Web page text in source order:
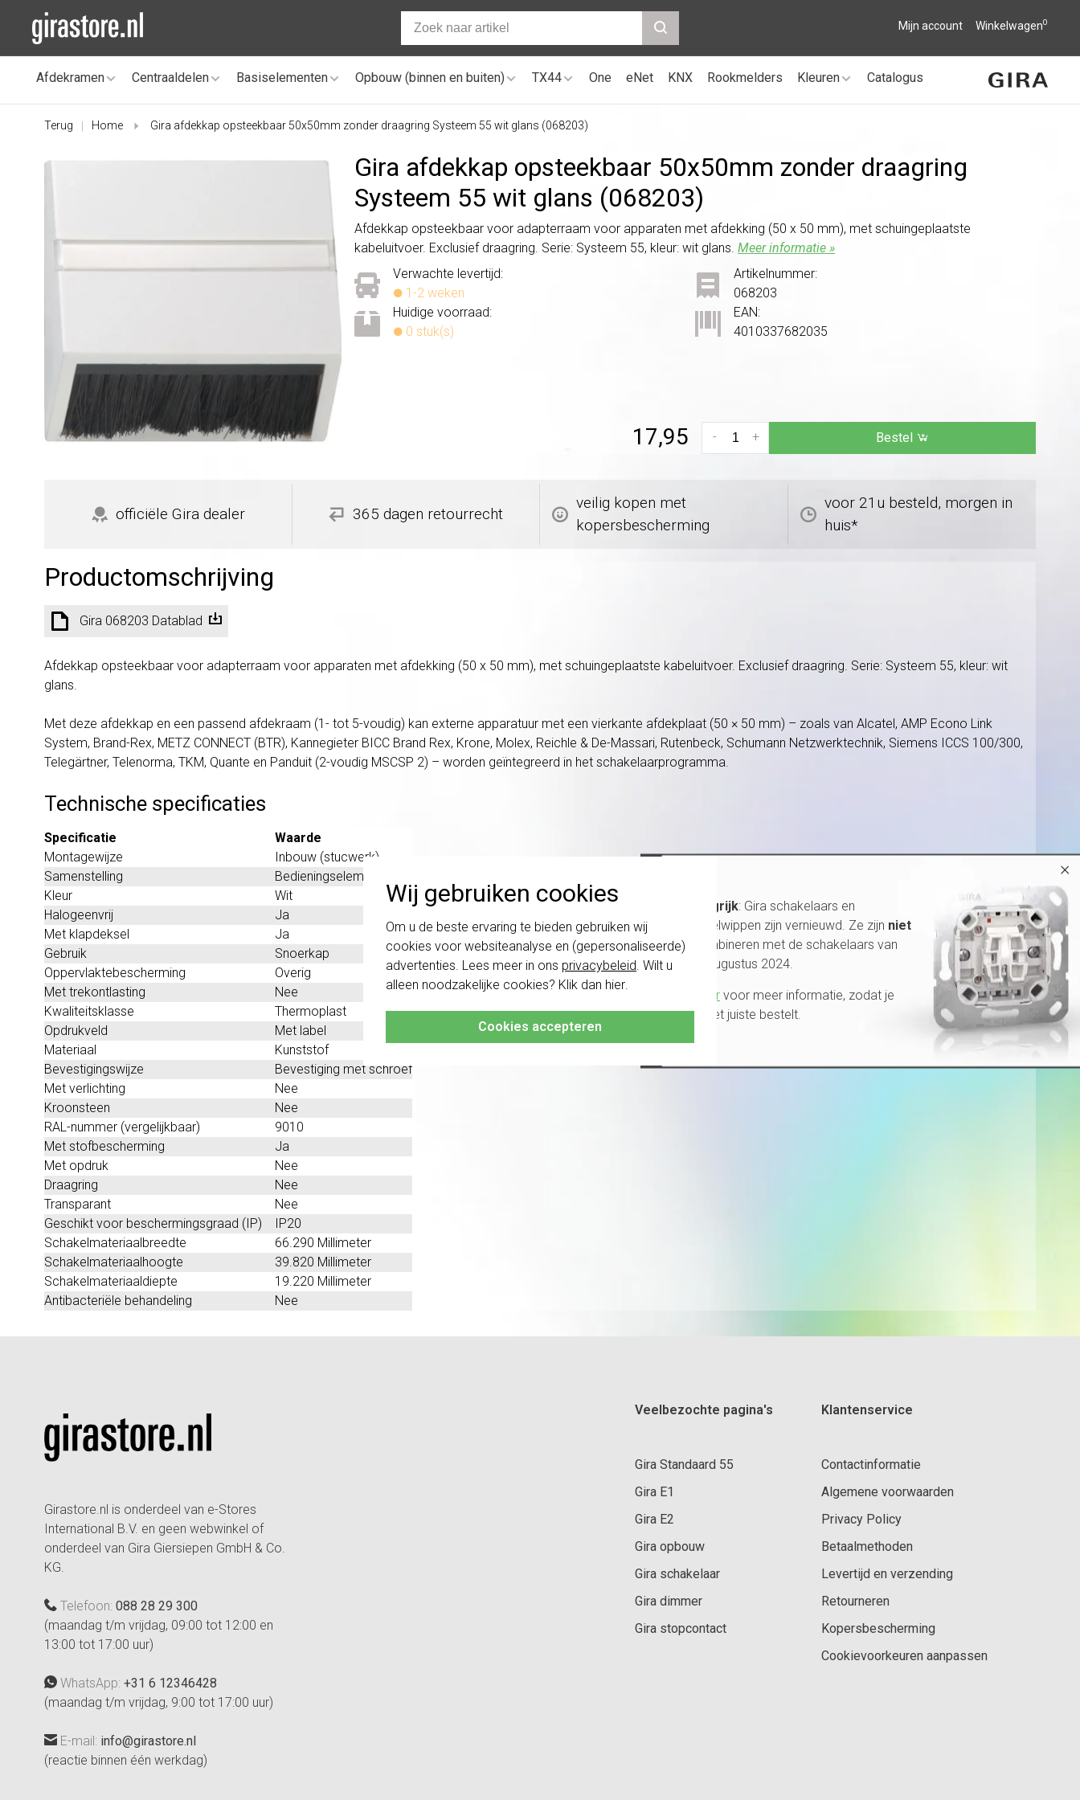
Wij gebruiken cookies
Om u de beste ervaring te bieden gebruiken wij
cookies voor websiteanalyse en (gepersonaliseerde)
advertenties. Lees meer in ons privacybeleid . Wilt u
alleen noodzakelijke cookies? Klik dan hier
Cookies accepteren
Mijn account Winkelwagen0
Afdekramen Centraaldelen Basiselementen Opbouw (binnen en buiten) TX44 One eNet KNX Rookmelders Kleuren Catalogus
Terug Home Gira afdekkap opsteekbaar 50x50mm zonder draagring Systeem 55 wit glans (068203)
Gira afdekkap opsteekbaar 50x50mm zonder draagring
Systeem 55 wit glans (068203)
Afdekkap opsteekbaar voor adapterraam voor apparaten met afdekking (50 x 50 mm), met schuingeplaatste
kabeluitvoer. Exclusief draagring. Serie: Systeem 55, kleur: wit glans.Meer informatie »
Verwachte levertijd:
1-2 weken
Huidige voorraad:
0 stuk(s)
Artikelnummer:
068203
EAN:
4010337682035
17,95 +
- Bestel
officiële Gira dealer 365 dagen retourrecht
veilig kopen met
kopersbescherming
voor 21u besteld, morgen in
huis*
Productomschrijving
Gira 068203 Datablad
Afdekkap opsteekbaar voor adapterraam voor apparaten met afdekking (50 x 50 mm), met schuingeplaatste kabeluitvoer. Exclusief draagring. Serie: Systeem 55, kleur: wit
glans.
Met deze afdekkap en een passend afdekraam (1- tot 5-voudig) kan externe apparatuur met een vierkante afdekplaat (50 × 50 mm) – zoals van Alcatel, AMP Econo Link
System, Brand-Rex, METZ CONNECT (BTR), Kannegieter BICC Brand Rex, Krone, Molex, Reichle & De-Massari, Rutenbeck, Schumann Netzwerktechnik, Siemens ICCS 100/300,
Telegärtner, Telenorma, TKM, Quante en Panduit (2-voudig MSCSP 2) – worden geïntegreerd in het schakelaarprogramma.
Technische specificaties
Specificatie
Waarde
Montagewijze
Inbouw (stucwerk)
Samenstelling
Bedieningselement
Kleur
Wit
Halogeenvrij
Ja
Met klapdeksel
Ja
Gebruik
Snoerkap
Oppervlaktebescherming
Overig
Met trekontlasting
Nee
Kwaliteitsklasse
Thermoplast
Opdrukveld
Met label
Materiaal
Kunststof
Bevestigingswijze
Bevestiging met schroef
Met verlichting
Nee
Kroonsteen
Nee
RAL-nummer (vergelijkbaar)
9010
Met stofbescherming
Ja
Met opdruk
Nee
Draagring
Nee
Transparant
Nee
Geschikt voor beschermingsgraad (IP)
IP20
Schakelmateriaalbreedte
66.290 Millimeter
Schakelmateriaalhoogte
39.820 Millimeter
Schakelmateriaaldiepte
19.220 Millimeter
Antibacteriële behandeling
Nee
Girastore.nl is onderdeel van e-Stores
International B.V. en geen webwinkel of
onderdeel van Gira Giersiepen GmbH & Co.
KG.
Telefoon: 088 28 29 300
(maandag t/m vrijdag, 09:00 tot 12:00 en
13:00 tot 17:00 uur)
WhatsApp: +31 6 12346428
(maandag t/m vrijdag, 9:00 tot 17:00 uur)
E-mail: info@girastore.nl
(reactie binnen één werkdag)
Veelbezochte pagina's
Gira Standaard 55
Gira E1
Gira E2
Gira opbouw
Gira schakelaar
Gira dimmer
Gira stopcontact
Klantenservice
Contactinformatie
Algemene voorwaarden
Privacy Policy
Betaalmethoden
Levertijd en verzending
Retourneren
Kopersbescherming
Cookievoorkeuren aanpassen
×
Belangrijk: Gira schakelaars en
schakelwippen zijn vernieuwd. Ze zijn niet
te combineren met de schakelaars van
vóór augustus 2024.
Klik hier voor meer informatie, zodat je
altijd het juiste bestelt.